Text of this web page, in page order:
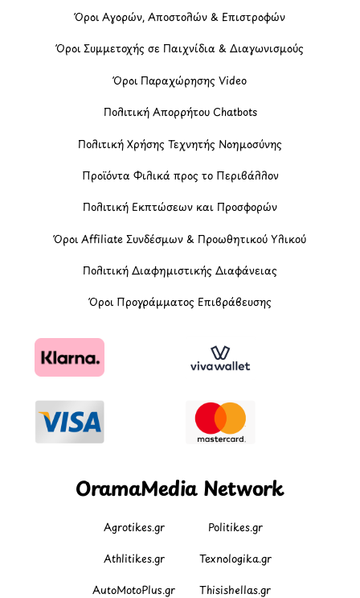
Όροι Αγορών, Αποστολών & Επιστροφών
Όροι Συμμετοχής σε Παιχνίδια & Διαγωνισμούς
Όροι Παραχώρησης Video
Πολιτική Απορρήτου Chatbots
Πολιτική Χρήσης Τεχνητής Νοημοσύνης
Προϊόντα Φιλικά προς το Περιβάλλον
Πολιτική Εκπτώσεων και Προσφορών
Όροι Affiliate Συνδέσμων & Προωθητικού Υλικού
Πολιτική Διαφημιστικής Διαφάνειας
Όροι Προγράμματος Επιβράβευσης
OramaMedia Network
Agrotikes.gr Politikes.gr
Athlitikes.gr Texnologika.gr
AutoMotoPlus.gr Thisishellas.gr